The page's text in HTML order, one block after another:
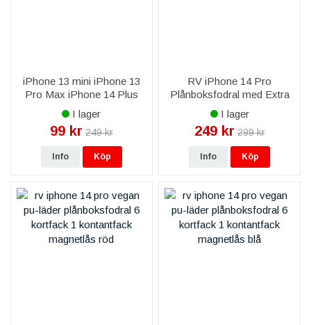
iPhone 13 mini iPhone 13
Pro Max iPhone 14 Plus
iPhone 14 Pro Max
Magsafe Korthållare i läder
till iPhone 15/14/13/12
modeller -
I lager
99 kr 249 kr
Info Köp
RV iPhone 14 Pro
Plånboksfodral med Extra
Kortfack - Svart
I lager
249 kr 299 kr
Info Köp